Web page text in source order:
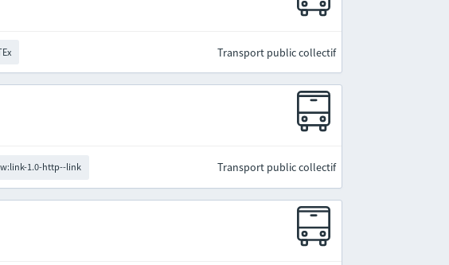
Transport public collectif
1.0-http--link Transport public collectif